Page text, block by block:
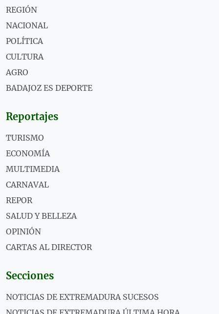
REGIÓN
NACIONAL
POLÍTICA
CULTURA
AGRO
BADAJOZ ES DEPORTE
Reportajes
TURISMO
ECONOMÍA
MULTIMEDIA
CARNAVAL
REPOR
SALUD Y BELLEZA
OPINIÓN
CARTAS AL DIRECTOR
Secciones
NOTICIAS DE EXTREMADURA SUCESOS